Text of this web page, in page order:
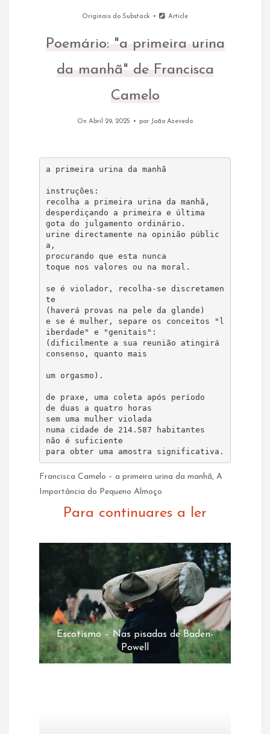
Originais do Substack Article
Poemário: "a primeira urina
da manhã" de Francisca
Camelo
On Abril 29, 2025 por João Azevedo
a primeira urina da manhã
instruções:
recolha a primeira urina da manhã,
desperdiçando a primeira e última
gota do julgamento ordinário.
urine directamente na opinião públic
a,
procurando que esta nunca
toque nos valores ou na moral.
se é violador, recolha-se discretamen
te
(haverá provas na pele da glande)
e se é mulher, separe os conceitos "l
iberdade" e "genitais":
(dificilmente a sua reunião atingirá
consenso, quanto mais
um orgasmo).
de praxe, uma coleta após período
de duas a quatro horas
sem uma mulher violada
numa cidade de 214.587 habitantes
não é suficiente
para obter uma amostra significativa.
Francisca Camelo – a primeira urina da manhã, A
Importância do Pequeno Almoço
Para continuares a ler
Escotismo – Nas pisadas de Baden-
Powell